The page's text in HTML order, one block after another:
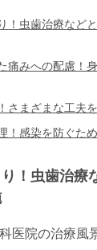
！虫歯治療など
痛みへの配慮！
さまざまな工夫
！感染を防ぐた
！虫歯治療